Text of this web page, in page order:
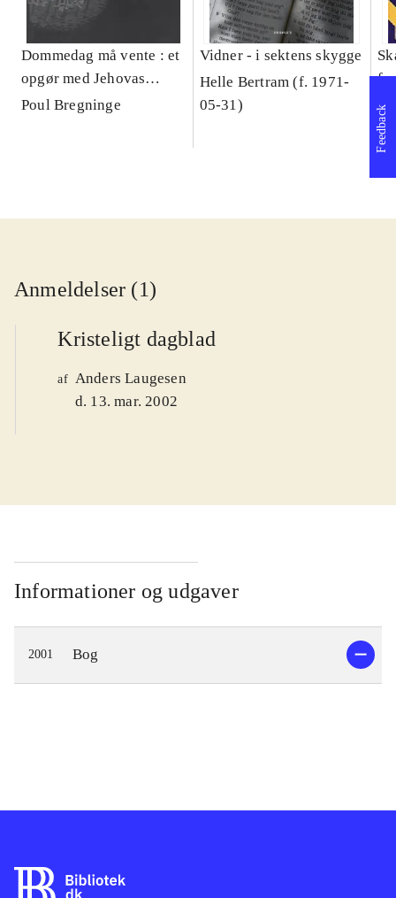
Dommedag må vente : et
opgør med Jehovas
Vidner
Poul Bregninge
Vidner - i sektens skygge
Helle Bertram (f. 1971-
05-31)
Anmeldelser (1)
Kristeligt dagblad
af Anders Laugesen
d. 13. mar. 2002
Informationer og udgaver
2001 Bog
Feedback